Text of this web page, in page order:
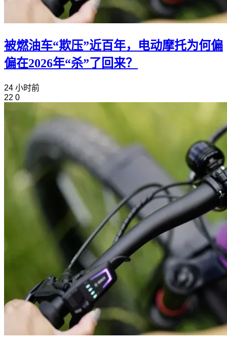
被燃油车“欺压”近百年，电动摩托为何偏
偏在2026年“杀”了回来？
24 小时前
22 0